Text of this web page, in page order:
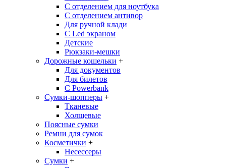
С отделением для ноутбука
С отделением антивор
Для ручной клади
С Led экраном
Детские
Рюкзаки-мешки
Дорожные кошельки +
Для документов
Для билетов
С Powerbank
Сумки-шопперы +
Тканевые
Холщевые
Поясные сумки
Ремни для сумок
Косметички +
Несессеры
Сумки +